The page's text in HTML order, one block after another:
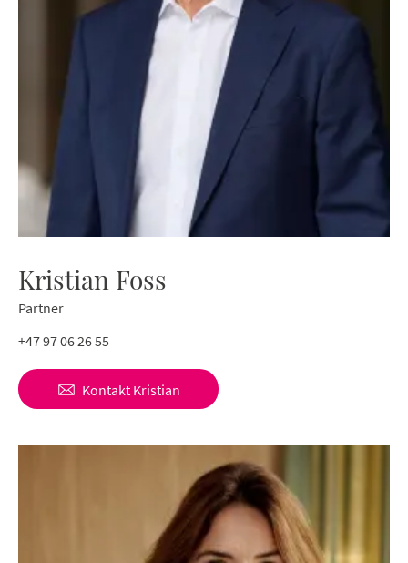
Kristian Foss
Partner
+47 97 06 26 55
Kontakt Kristian